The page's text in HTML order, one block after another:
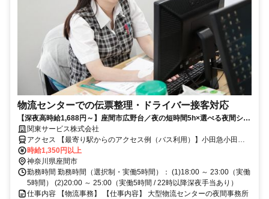
物流センターでの伝票整理・ドライバー接客対応
【深夜高時給1,688円～】座間市広野台／夜の短時間5h×選べる夜間シフ
ト！物流センターでの伝票整理・ドライバー接客対応
関東サービス株式会社
アクセス 【最寄り駅からのアクセス例（バス利用）】小田急小田原
線「相武台前駅」よりバスで約10～12分※「ひばりが丘一丁目」ま
たは「イオンモール座間」バス停下車、徒歩数分小田急江ノ島線「中
央林間駅」よりバスで約15分小田急小田原線「小田急相模原駅」より
バスで約15分相鉄本線「さがみ野駅」よりバスで約15分
時給1,350円以上
神奈川県座間市
勤務時間 勤務時間（選択制・実働5時間）： (1)18:00 ～ 23:00（実働
5時間） (2)20:00 ～ 25:00（実働5時間 / 22時以降深夜手当あり）
仕事内容 【物流事務】 【仕事内容】 大型物流センターの夜間事務所